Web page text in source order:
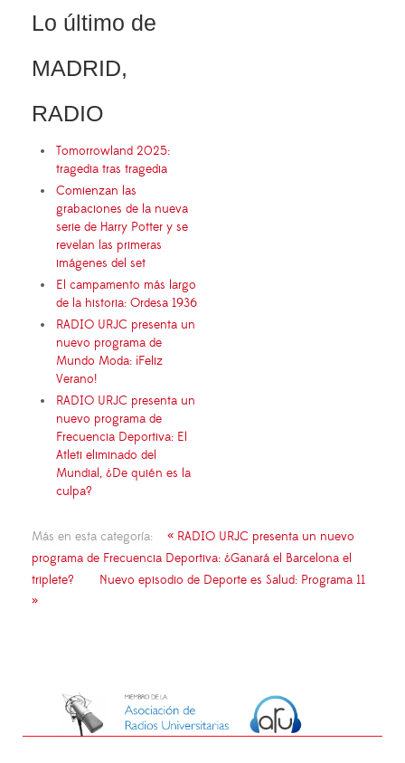
Lo último de
MADRID,
RADIO
Tomorrowland 2025:
tragedia tras tragedia
Comienzan las
grabaciones de la nueva
serie de Harry Potter y se
revelan las primeras
imágenes del set
El campamento más largo
de la historia: Ordesa 1936
RADIO URJC presenta un
nuevo programa de
Mundo Moda: ¡Feliz
Verano!
RADIO URJC presenta un
nuevo programa de
Frecuencia Deportiva: El
Atleti eliminado del
Mundial, ¿De quién es la
culpa?
Más en esta categoría:
« RADIO URJC presenta un nuevo
programa de Frecuencia Deportiva: ¿Ganará el Barcelona el
triplete?
Nuevo episodio de Deporte es Salud: Programa 11
»